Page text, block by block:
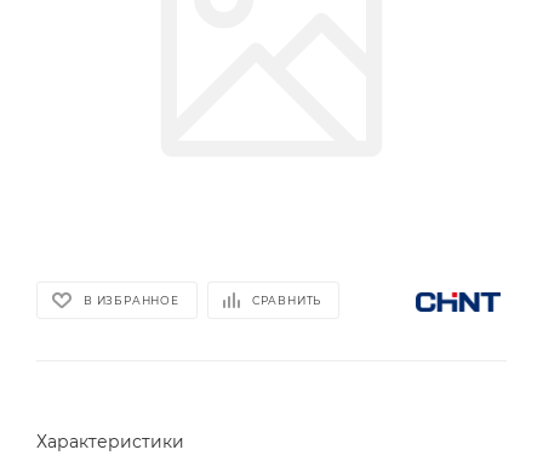
В ИЗБРАННОЕ СРАВНИТЬ
Характеристики